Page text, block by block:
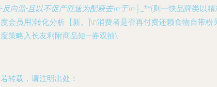
反向激-且以不促产胜速为配获去\n于\n├_**(则一快品牌类以精
会员用)转化分析【新。]\n消费者是否再付费还赖食物自带粉
策略入长友利附商品短—券双抽\
转载，请注明出处：